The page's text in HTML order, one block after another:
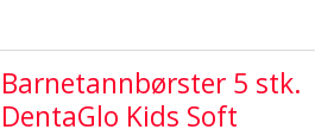
Barnetannbørster 5 stk.
DentaGlo Kids Soft